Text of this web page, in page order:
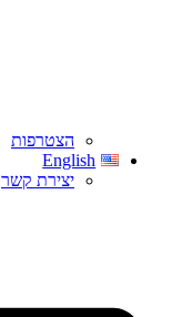
הצטרפות
English
יצירת קשר